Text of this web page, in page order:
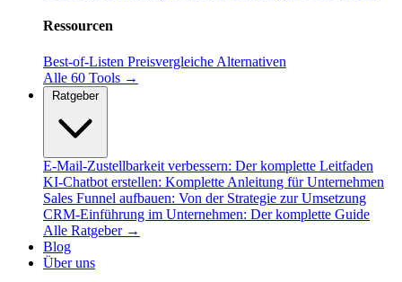
Ressourcen
Best-of-Listen Preisvergleiche Alternativen
Alle 60 Tools →
Ratgeber
E-Mail-Zustellbarkeit verbessern: Der komplette Leitfaden
KI-Chatbot erstellen: Komplette Anleitung für Unternehmen
Sales Funnel aufbauen: Von der Strategie zur Umsetzung
CRM-Einführung im Unternehmen: Der komplette Guide
Alle Ratgeber →
Blog
Über uns